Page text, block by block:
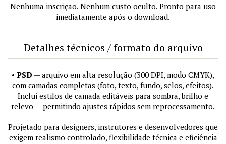
Nenhuma inscrição. Nenhum custo oculto. Pronto para uso
imediatamente após o download.
Detalhes técnicos / formato do arquivo
• PSD — arquivo em alta resolução (300 DPI, modo CMYK),
com camadas completas (foto, texto, fundo, selos, efeitos).
Inclui estilos de camada editáveis para sombra, brilho e
relevo — permitindo ajustes rápidos sem reprocessamento.
Projetado para designers, instrutores e desenvolvedores que
exigem realismo controlado, flexibilidade técnica e eficiência